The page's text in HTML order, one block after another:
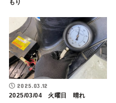
もり
2025.03.12
2025/03/04 火曜日 晴れ